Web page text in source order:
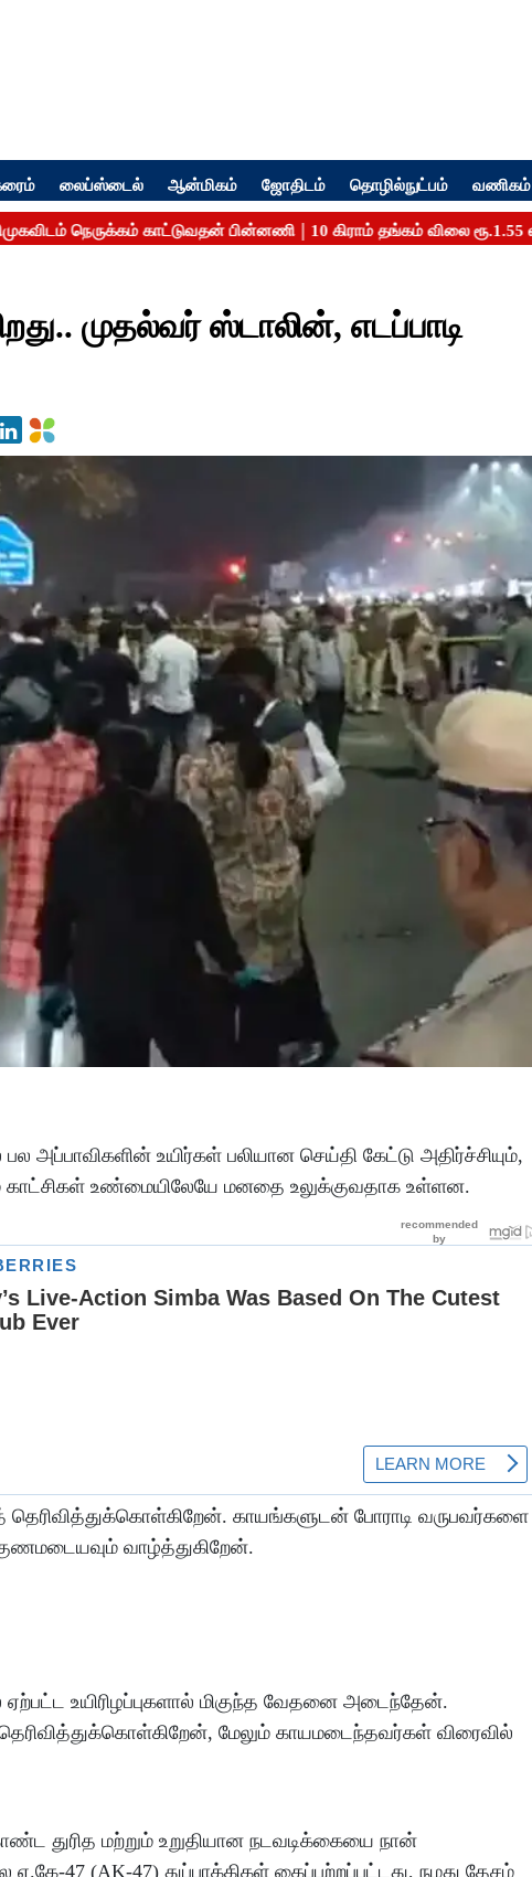
லைப்ஸ்டைல் ஆன்மிகம் ஜோதிடம் தொழில்நுட்பம் வணிகம்
முதல்வர் ஸ்டாலின், எடப்பாடி
அப்பாவிகளின் உயிர்கள் பலியான செய்தி கேட்டு அதிர்ச்சியும்,
உண்மையிலேயே மனதை உலுக்குவதாக உள்ளன.
காயங்களுடன் போராடி வருபவர்களை
வாழ்த்துகிறேன்.
உயிரிழப்புகளால் மிகுந்த வேதனை அடைந்தேன்.
மேலும் காயமடைந்தவர்கள் விரைவில்
துரித மற்றும் உறுதியான நடவடிக்கையை நான்
ஏ.கே-47 (AK-47) துப்பாக்கிகள் கைப்பற்றப்பட்டது, நமது தேசம்